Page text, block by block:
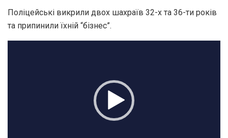
Поліцейські викрили двох шахраїв 32-х та 36-ти років
та припинили їхній “бізнес”.